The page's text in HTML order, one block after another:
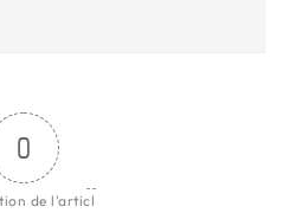
0
de l'articl